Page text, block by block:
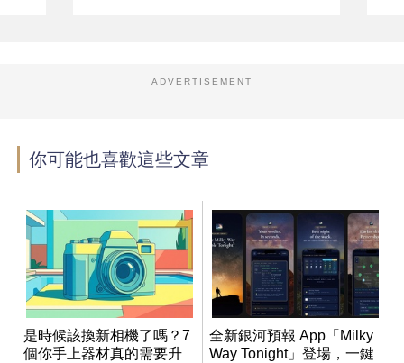
ADVERTISEMENT
你可能也喜歡這些文章
是時候該換新相機了嗎？7
個你手上器材真的需要升
全新銀河預報 App「Milky
Way Tonight」登場，一鍵